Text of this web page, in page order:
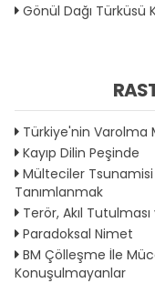
Gönül Dağı Türküsü
Türkiye'nin Varolma
Kayıp Dilin Peşinde
Mülteciler Tsunamisi
Tanımlanmak
Terör, Akıl Tutulması
Paradoksal Nimet
BM Çölleşme İle
Konuşulmayanlar